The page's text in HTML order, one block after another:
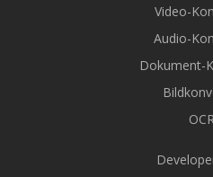
Video-
Audio-
Dokument-